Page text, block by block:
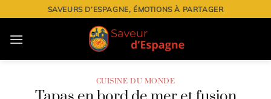
au
contenu
SAVEURS D’ESPAGNE, ÉMOTIONS À PARTAGER
CUISINE DU MONDE